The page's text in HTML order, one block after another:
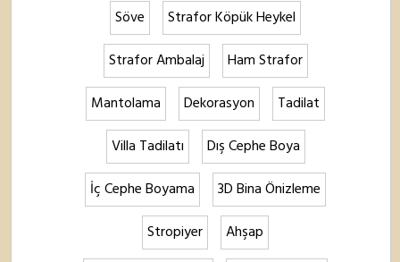
Söve
Strafor Köpük Heykel
Strafor Ambalaj
Ham Strafor
Mantolama
Dekorasyon
Tadilat
Villa Tadilatı
Dış Cephe Boya
İç Cephe Boyama
3D Bina Önizleme
Stropiyer
Ahşap